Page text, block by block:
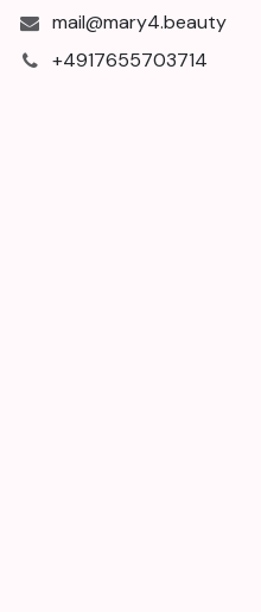
mail@mary4.beauty
+4917655703714